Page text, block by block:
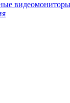
видеомониторы